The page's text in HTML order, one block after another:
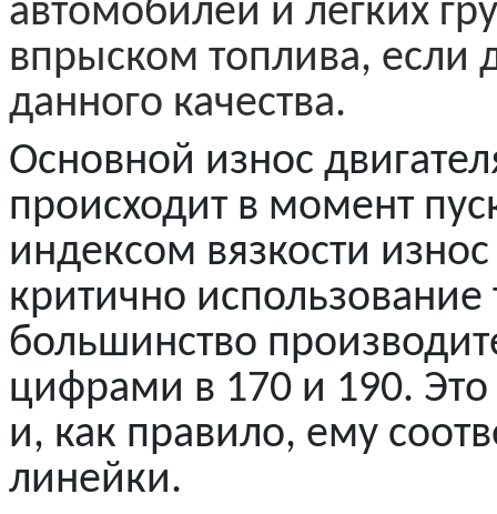
автомобилей и легких
впрыском топлива, если
данного качества.
Основной износ
происходит в момент
индексом вязкости
критично
большинство
цифрами в 170 и 190.
и, как правило, ему
линейки.